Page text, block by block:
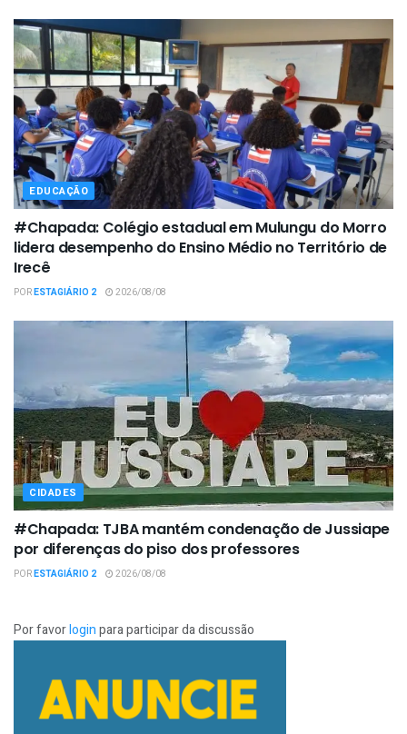
EDUCAÇÃO
#Chapada: Colégio estadual em Mulungu do Morro
lidera desempenho do Ensino Médio no Território de
Irecê
PORESTAGIÁRIO 2 2026/08/08
CIDADES
#Chapada: TJBA mantém condenação de Jussiape
por diferenças do piso dos professores
PORESTAGIÁRIO 2 2026/08/08
Por favorloginpara participar da discussão